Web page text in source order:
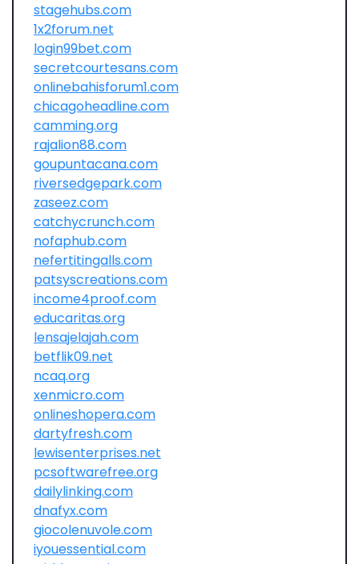
stagehubs.com
1x2forum.net
login99bet.com
secretcourtesans.com
onlinebahisforum1.com
chicagoheadline.com
camming.org
rajalion88.com
goupuntacana.com
riversedgepark.com
zaseez.com
catchycrunch.com
nofaphub.com
nefertitingalls.com
patsyscreations.com
income4proof.com
educaritas.org
lensajelajah.com
betflik09.net
ncaq.org
xenmicro.com
onlineshopera.com
dartyfresh.com
lewisenterprises.net
pcsoftwarefree.org
dailylinking.com
dnafyx.com
giocolenuvole.com
iyouessential.com